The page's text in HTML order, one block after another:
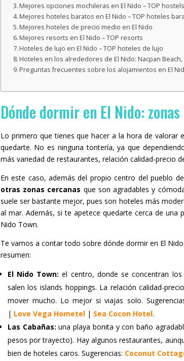
Mejores opciones mochileras en El Nido – TOP hostels
Mejores hoteles baratos en El Nido – TOP hoteles
Mejores hoteles de precio medio en El Nido
Mejores resorts en El Nido – TOP resorts
Hoteles de lujo en El Nido – TOP hoteles de lujo
Hoteles en los alrededores de El Nido: Nacpan
Preguntas frecuentes sobre los alojamientos en El
Dónde dormir en El Nido: zonas
Lo primero que tienes que hacer a la hora de valorar
quedarte. No es ninguna tontería, ya que
más variedad de restaurantes, relación calidad-precio
En este caso, además del propio centro del pueblo
otras zonas cercanas que son agradables y
suele ser bastante mejor, pues son hoteles más
al mar. Además, si te apetece quedarte cerca de
Nido Town.
Te vamos a contar todo sobre dónde dormir en El
resumen:
El Nido Town: el centro, donde se concentran
salen los islands hoppings. La relación calidad-
mover mucho. Lo mejor si viajas solo.
| Love Vega Hometel | Sea Cocon Hotel.
Las Cabañas: una playa bonita y con baño
pesos por trayecto). Hay algunos restaurantes,
bien de hoteles caros. Sugerencias: Coconut